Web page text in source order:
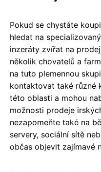
Pokud se chystáte
hledat na
inzeráty zvířat na
několik chovatelů a
na tuto plemennou
kontaktovat také různé
této oblasti a mohou
možnosti prodeje
nezapomeňte také na
servery, sociální sítě
občas objevit zajímavé